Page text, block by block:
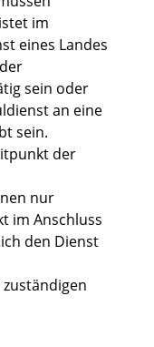
im
eines Landes
sein oder
an eine
sein.
der
nur
im Anschluss
den Dienst